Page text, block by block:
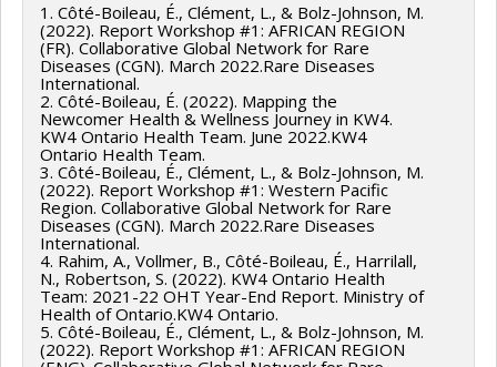
1. Côté-Boileau, É., Clément, L., & Bolz-Johnson, M.
(2022). Report Workshop #1: AFRICAN REGION
(FR). Collaborative Global Network for Rare
Diseases (CGN). March 2022.Rare Diseases
International.
2. Côté-Boileau, É. (2022). Mapping the
Newcomer Health & Wellness Journey in KW4.
KW4 Ontario Health Team. June 2022.KW4
Ontario Health Team.
3. Côté-Boileau, É., Clément, L., & Bolz-Johnson, M.
(2022). Report Workshop #1: Western Pacific
Region. Collaborative Global Network for Rare
Diseases (CGN). March 2022.Rare Diseases
International.
4. Rahim, A., Vollmer, B., Côté-Boileau, É., Harrilall,
N., Robertson, S. (2022). KW4 Ontario Health
Team: 2021-22 OHT Year-End Report. Ministry of
Health of Ontario.KW4 Ontario.
5. Côté-Boileau, É., Clément, L., & Bolz-Johnson, M.
(2022). Report Workshop #1: AFRICAN REGION